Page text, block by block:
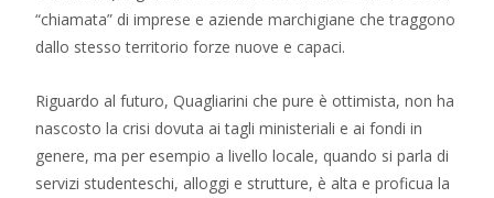
“chiamata” di imprese e aziende marchigiane che traggono
dallo stesso territorio forze nuove e capaci.
Riguardo al futuro, Quagliarini che pure è ottimista, non ha
nascosto la crisi dovuta ai tagli ministeriali e ai fondi in
genere, ma per esempio a livello locale, quando si parla di
servizi studenteschi, alloggi e strutture, è alta e proficua la